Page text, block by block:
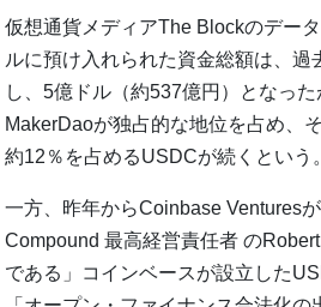
仮想通貨メディアThe Blockのデー
ルに預け入れられた資金総額は、過
し、5億ドル（約537億円）となっ
MakerDaoが独占的な地位を占め、
約12％を占めるUSDCが続くという。
一方、昨年からCoinbase Ventures
Compound 最高経営責任者 の
である」コインベースが設立した